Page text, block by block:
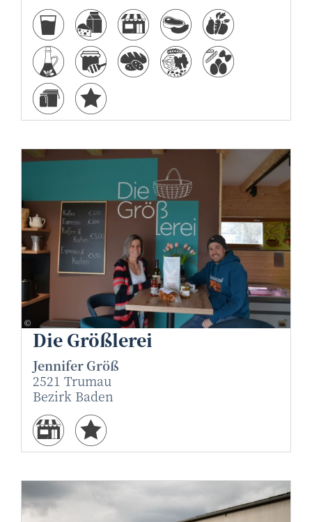
©Markus Artmann
Die Größlerei
Jennifer Größ
2521 Trumau
Bezirk Baden